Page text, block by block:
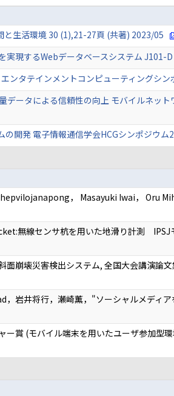
と生活環境 30 (1),21-27頁 (共著) 2023/05
実現するWebデータベースシステム J101-
ンタテインメントコンピューティングシ
ータによる信頼性の向上 モバイルネッ
開発 電子情報通信学会HCGシンポジウム
， Masayuki Iwai， Oru
無線センサ杭を用いた地滑り計測 IPSJ
面崩壊災害検出システム, 全国大会講演
岩井将行，瀬崎薫，"ソーシャルメディ
ー賞 (モバイル端末を用いたユーザ参加型